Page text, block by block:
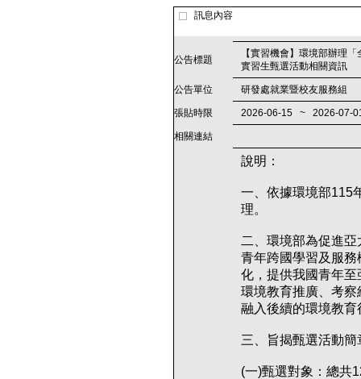
訊息內容
公告標題
【實習機會】環境部辦理
實習生甄選活動相關資訊
公告單位 研發處就業暨校友服務組
張貼時限 2026-06-15 ~ 2026-07-
相關連結
說明：
一、依據環境部115
理。
二、環境部為促進
青年跨國學習及服
化，提供我國青年
環境教育推廣、考
融入後續的環境教育
三、旨揭甄選活動
(一)甄選對象：總共